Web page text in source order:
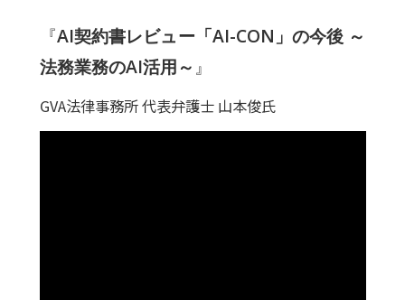
『AI契約書レビュー「AI-CON」の今後 ～
法務業務のAI活用～』
GVA法律事務所 代表弁護士 山本俊氏